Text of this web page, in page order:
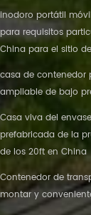
inodoro portátil
para requisitos
China para el sitio
casa de contenedor
ampliable de bajo
Casa viva del
prefabricada de la
de los 20ft en China
Contenedor de
montar y